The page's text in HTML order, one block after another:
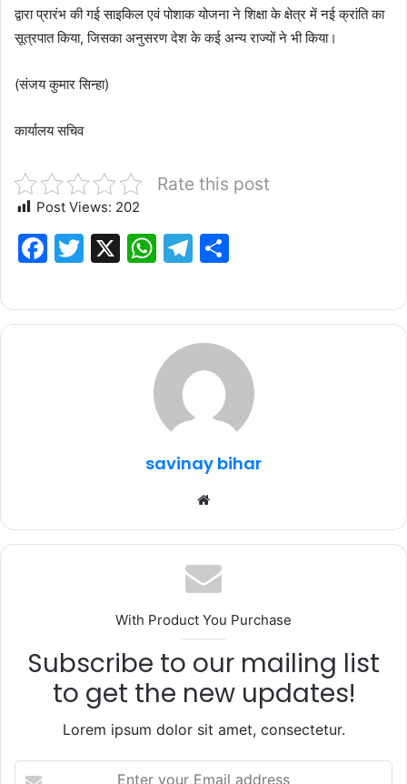
द्वारा प्रारंभ की गई साइकिल एवं पोशाक योजना ने शिक्षा के क्षेत्र में नई क्रांति का
सूत्रपात किया, जिसका अनुसरण देश के कई अन्य राज्यों ने भी किया।
(संजय कुमार सिन्हा)
कार्यालय सचिव
Rate this post
Post Views: 202
F
c
e
T
it
te
X
W
at
s
A
p
T
e
g
ra
ar
e
savinay bihar
With Product You Purchase
Subscribe to our mailing list
to get the new updates!
Lorem ipsum dolor sit amet, consectetur.